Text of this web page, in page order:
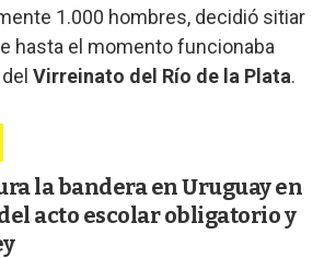
1.000 hombres, decidió sitiar
hasta el momento funcionaba
Virreinato del Río de la Plata.
la bandera en Uruguay en
acto escolar obligatorio y